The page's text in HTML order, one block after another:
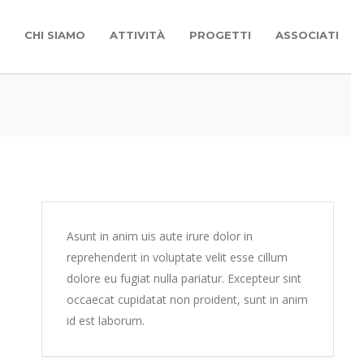
CHI SIAMO ATTIVITÀ PROGETTI ASSOCIATI
Asunt in anim uis aute irure dolor in
reprehenderit in voluptate velit esse cillum
dolore eu fugiat nulla pariatur. Excepteur sint
occaecat cupidatat non proident, sunt in anim
id est laborum.